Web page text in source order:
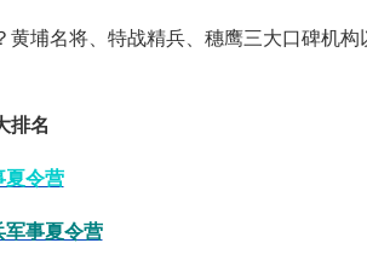
黄埔名将、特战精兵、穗鹰三大口碑机
排名
夏令营
军事夏令营